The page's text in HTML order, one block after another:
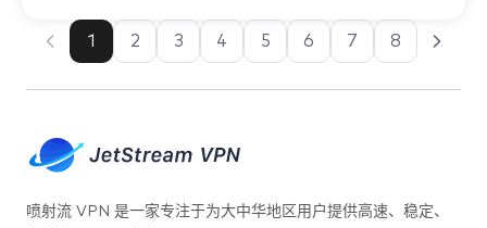
air、CMT
1 2 3 4 5 6 7 8
喷射流 VPN 是一家专注于为大中华地区用户提供高速、稳定、